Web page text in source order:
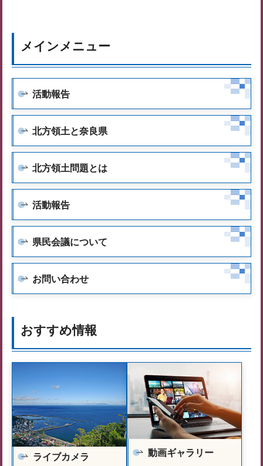
メインメニュー
活動報告
北方領土と奈良県
北方領土問題とは
活動報告
県民会議について
お問い合わせ
おすすめ情報
ライブカメラ 動画ギャラリー